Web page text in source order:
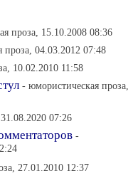
проза, 15.10.2008 08:36
проза, 04.03.2012 07:48
10.02.2010 11:58
- юмористическая проза,
07:26
-
27.01.2010 12:37